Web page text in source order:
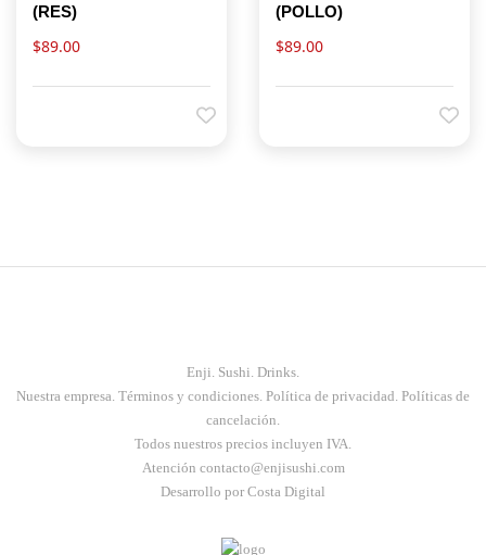
(RES)
$89.00
(POLLO)
$89.00
Enji. Sushi. Drinks.
Nuestra empresa. Términos y condiciones. Política de privacidad. Políticas de
cancelación.
Todos nuestros precios incluyen IVA.
Atención contacto@enjisushi.com
Desarrollo por Costa Digital